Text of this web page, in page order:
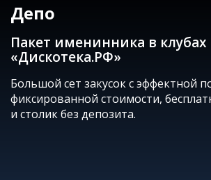
Депо
Пакет именинника в клубах
«Дискотека.РФ»
Большой сет закусок с эффектной
фиксированной стоимости,
и столик без депозита.